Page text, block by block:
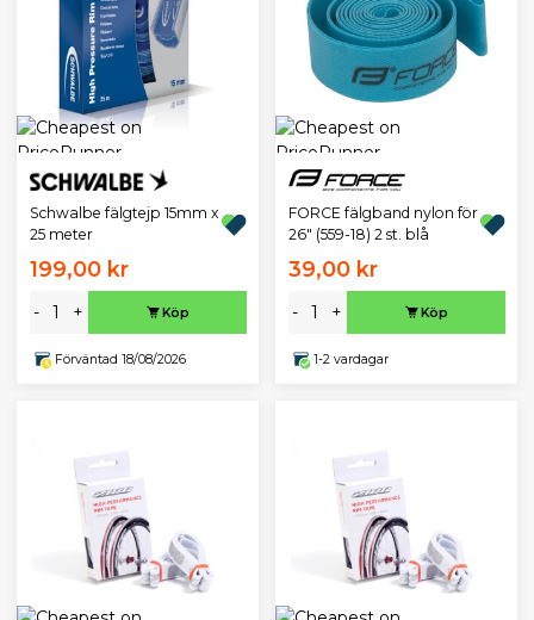
Schwalbe fälgtejp 15mm x
25 meter
199,00 kr
- + Köp
Förväntad 18/08/2026
FORCE fälgband nylon för
26" (559-18) 2 st. blå
39,00 kr
- + Köp
1-2 vardagar